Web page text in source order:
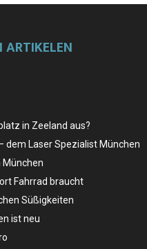
ARTIKELEN
in Zeeland aus?
dem Laser Spezialist München
München
Fahrrad braucht
Süßigkeiten
ist neu